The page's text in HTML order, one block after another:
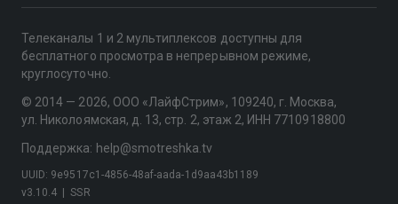
Телеканалы 1 и 2 мультиплексов доступны для
бесплатного просмотра в непрерывном режиме,
круглосуточно.
© 2014 — 2026, ООО «ЛайфСтрим», 109240, г. Москва,
ул. Николоямская, д. 13, стр. 2, этаж 2, ИНН 7710918800
Поддержка: help@smotreshka.tv
v3.10.4 SSR
UUID: 9e9517c1-4856-48af-aada-1d9aa43b1189